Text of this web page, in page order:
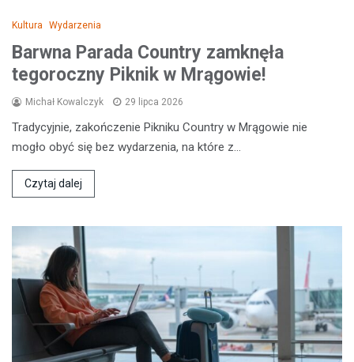
Kultura Wydarzenia
Barwna Parada Country zamknęła
tegoroczny Piknik w Mrągowie!
Michał Kowalczyk 29 lipca 2026
Tradycyjnie, zakończenie Pikniku Country w Mrągowie nie
mogło obyć się bez wydarzenia, na które z…
Czytaj dalej